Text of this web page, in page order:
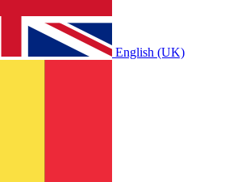
English (UK)